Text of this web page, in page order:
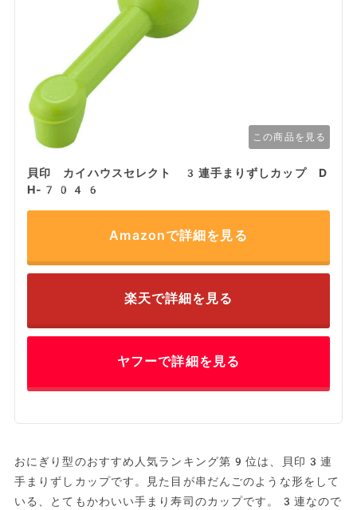
この商品を見る
貝印 カイハウスセレクト 3連手まりずしカップ D
H-7046
Amazonで詳細を見る
楽天で詳細を見る
ヤフーで詳細を見る
おにぎり型のおすすめ人気ランキング第9位は、貝印3連
手まりずしカップです。見た目が串だんごのような形をして
いる、とてもかわいい手まり寿司のカップです。3連なので